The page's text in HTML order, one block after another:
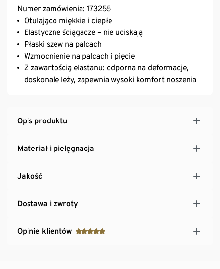
Numer zamówienia: 173255
Otulająco miękkie i ciepłe
Elastyczne ściągacze – nie uciskają
Płaski szew na palcach
Wzmocnienie na palcach i pięcie
Z zawartością elastanu: odporna na deformacje,
doskonale leży, zapewnia wysoki komfort noszenia
Opis produktu
Materiał i pielęgnacja
Jakość
Dostawa i zwroty
Opinie klientów